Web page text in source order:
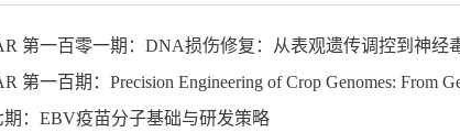
：EBV疫苗分子基础与研发策略